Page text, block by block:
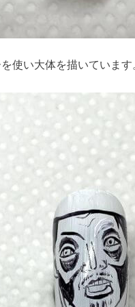
使い大体を描いています